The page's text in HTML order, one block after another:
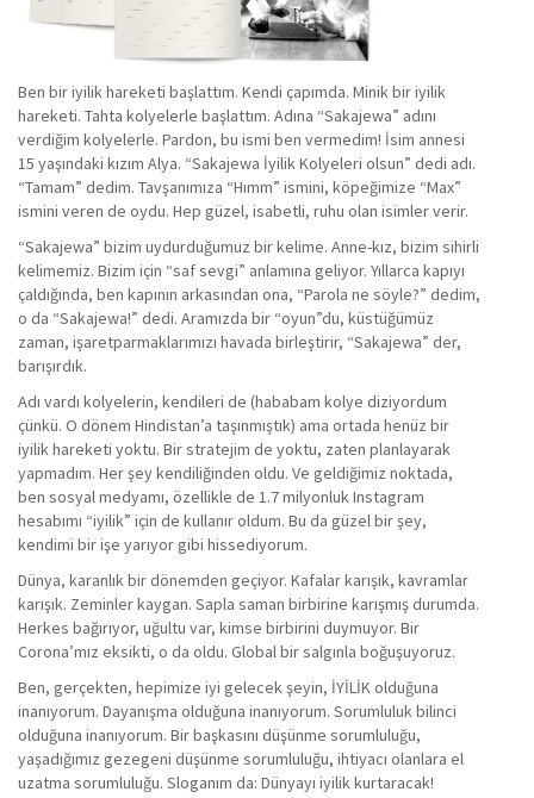
Ben bir iyilik hareketi başlattım. Kendi çapımda. Minik bir iyilik
hareketi. Tahta kolyelerle başlattım. Adına “Sakajewa” adını
verdiğim kolyelerle. Pardon, bu ismi ben vermedim! İsim annesi
15 yaşındaki kızım Alya. “Sakajewa İyilik Kolyeleri olsun” dedi adı.
“Tamam” dedim. Tavşanımıza “Hımm” ismini, köpeğimize “Max”
ismini veren de oydu. Hep güzel, isabetli, ruhu olan isimler verir.
“Sakajewa” bizim uydurduğumuz bir kelime. Anne-kız, bizim sihirli
kelimemiz. Bizim için “saf sevgi” anlamına geliyor. Yıllarca kapıyı
çaldığında, ben kapının arkasından ona, “Parola ne söyle?” dedim,
o da “Sakajewa!” dedi. Aramızda bir “oyun”du, küstüğümüz
zaman, işaretparmaklarımızı havada birleştirir, “Sakajewa” der,
barışırdık.
Adı vardı kolyelerin, kendileri de (hababam kolye diziyordum
çünkü. O dönem Hindistan’a taşınmıştık) ama ortada henüz bir
iyilik hareketi yoktu. Bir stratejim de yoktu, zaten planlayarak
yapmadım. Her şey kendiliğinden oldu. Ve geldiğimiz noktada,
ben sosyal medyamı, özellikle de 1.7 milyonluk Instagram
hesabımı “iyilik” için de kullanır oldum. Bu da güzel bir şey,
kendimi bir işe yarıyor gibi hissediyorum.
Dünya, karanlık bir dönemden geçiyor. Kafalar karışık, kavramlar
karışık. Zeminler kaygan. Sapla saman birbirine karışmış durumda.
Herkes bağırıyor, uğultu var, kimse birbirini duymuyor. Bir
Corona’mız eksikti, o da oldu. Global bir salgınla boğuşuyoruz.
Ben, gerçekten, hepimize iyi gelecek şeyin, İYİLİK olduğuna
inanıyorum. Dayanışma olduğuna inanıyorum. Sorumluluk bilinci
olduğuna inanıyorum. Bir başkasını düşünme sorumluluğu,
yaşadığımız gezegeni düşünme sorumluluğu, ihtiyacı olanlara el
uzatma sorumluluğu. Sloganım da: Dünyayı iyilik kurtaracak!